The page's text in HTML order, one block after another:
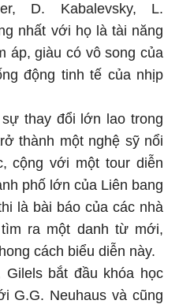
D. Kabalevsky, L.
nhất với họ là tài năng
áp, giàu có vô song của
động tinh tế của nhịp
thay đổi lớn lao trong
thành một nghệ sỹ nổi
cộng với một tour diễn
phố lớn của Liên bang
là bài báo của các nhà
ra một danh từ mới,
cách biểu diễn này.
bắt đầu khóa học
G.G. Neuhaus và cũng